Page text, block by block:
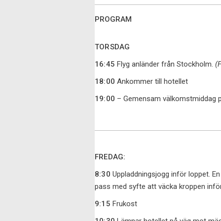
PROGRAM
TORSDAG
16:45 Flyg anländer från Stockholm.
18:00 Ankommer till hotellet
19:00 – Gemensam välkomstmiddag
FREDAG:
8:30 Uppladdningsjogg inför loppet.
pass med syfte att väcka kroppen
9:15 Frukost